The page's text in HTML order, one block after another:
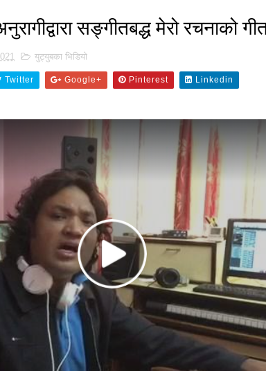
सङ्गीतबद्ध मेरो रचनाको
युट्युबका भिडियाे
Google+ Linkedin